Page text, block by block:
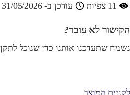
11 צפיות עודכן ב- 31/05/2026
הקישור לא עובד?
נשמח שתעדכנו אותנו כדי שנוכל לתקן
לקניית המוצר